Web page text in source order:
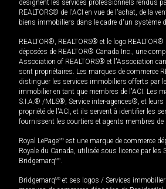
désignent les services professionnels rendus
REALTORS® de l'ACI en vue de l'achat, de la
biens immobiliers dans le cadre d'un système
REALTOR®, REALTORS® et le logo
déposées de REALTOR® Canada Inc., une
Association of REALTORS® et l'Association
sont propriétaires. Les marques de commerce
distinguer les services immobiliers offerts par
immobilier en tant que membres de l'ACI. Les
S.I.A.® /MLS®, Service inter-agences®, et
propriété de l'ACI, et ils servent à identifier les
fournissent les courtiers et agents membres de
Royal LePageMD est une marque de commerce
Royale du Canada, utilisée sous licence par les
BridgemarqMD.
BridgemarqMD et ses logos / Services